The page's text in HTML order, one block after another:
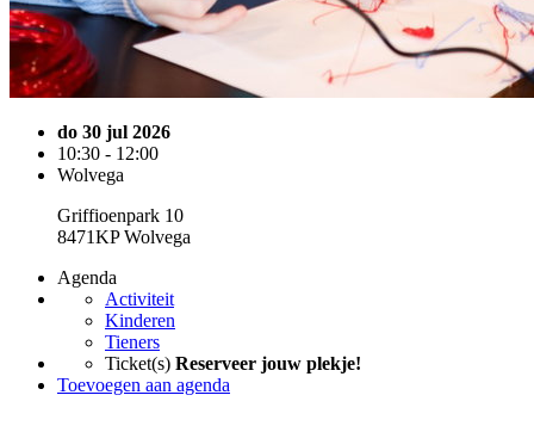
do 30 jul 2026
10:30 - 12:00
Wolvega
Griffioenpark 10
8471KP Wolvega
Agenda
Activiteit
Kinderen
Tieners
Ticket(s) Reserveer jouw plekje!
Toevoegen aan agenda